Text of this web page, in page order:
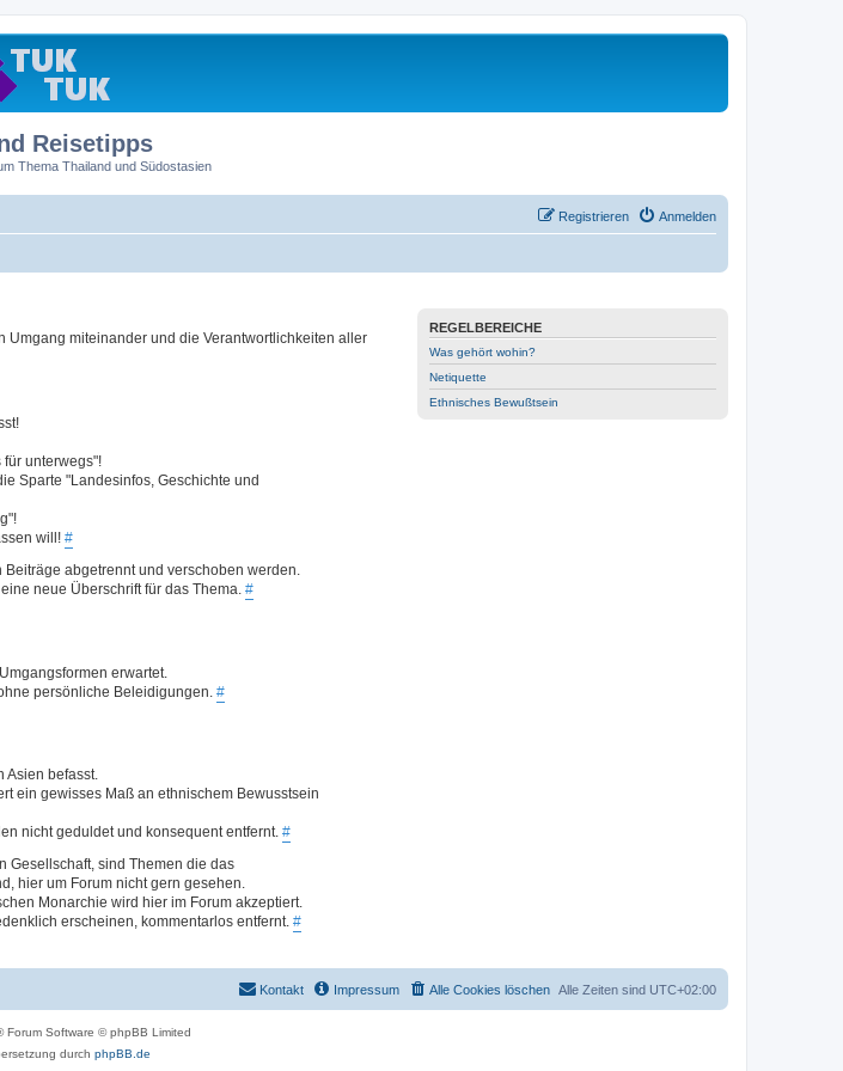
Reisetipps
Thema Thailand und Südostasien
Anmelden
Registrieren
REGELBEREICHE
Was gehört wohin?
Netiquette
Ethnisches Bewußtsein
miteinander und die Verantwortlichkeiten aller
unterwegs"!
Sparte "Landesinfos, Geschichte und
will! #
abgetrennt und verschoben werden.
neue Überschrift für das Thema. #
erwartet.
persönliche Beleidigungen. #
Asien befasst.
ein gewisses Maß an ethnischem Bewusstsein
nicht geduldet und konsequent entfernt. #
Gesellschaft, sind Themen die das
hier um Forum nicht gern gesehen.
Monarchie wird hier im Forum akzeptiert.
erscheinen, kommentarlos entfernt. #
Alle Zeiten sind UTC+02:00
Alle Cookies löschen
Impressum
Kontakt
Forum Software © phpBB Limited
durch phpBB.de